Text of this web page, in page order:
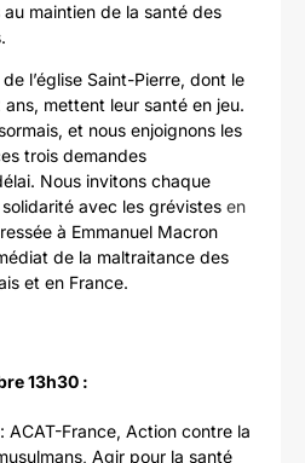
maintien de la santé des
l’église Saint-Pierre, dont le
mettent leur santé en jeu.
et nous enjoignons les
trois demandes
Nous invitons chaque
avec les grévistes en
à Emmanuel Macron
de la maltraitance des
et en France.
13h30 :
ACAT-France, Action contre la
Agir pour la santé